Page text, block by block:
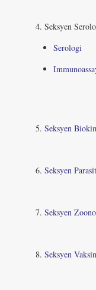
4. Seksyen
Serologi
5. Seksyen
6. Seksyen
7. Seksyen
8. Seksyen